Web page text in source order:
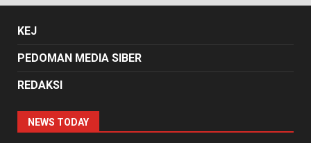
KEJ
PEDOMAN MEDIA SIBER
REDAKSI
NEWS TODAY